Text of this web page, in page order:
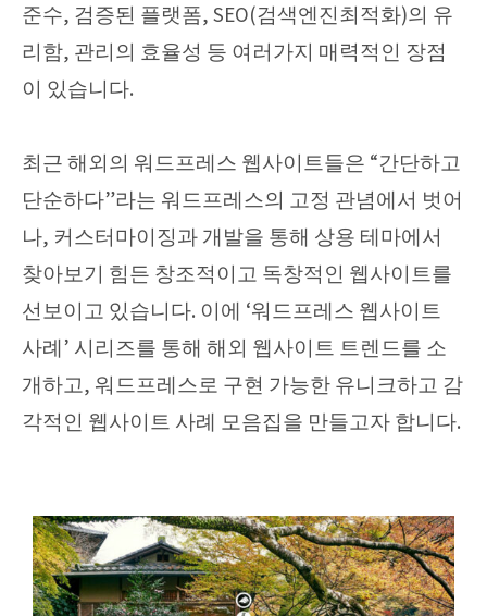
준수, 검증된 플랫폼, SEO(검색엔진최적화)의 유
리함, 관리의 효율성 등 여러가지 매력적인 장점
이 있습니다.
최근 해외의 워드프레스 웹사이트들은 “간단하고
단순하다”라는 워드프레스의 고정 관념에서 벗어
나, 커스터마이징과 개발을 통해 상용 테마에서
찾아보기 힘든 창조적이고 독창적인 웹사이트를
선보이고 있습니다. 이에 ‘워드프레스 웹사이트
사례’ 시리즈를 통해 해외 웹사이트 트렌드를 소
개하고, 워드프레스로 구현 가능한 유니크하고 감
각적인 웹사이트 사례 모음집을 만들고자 합니다.